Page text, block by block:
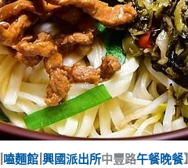
嗑麵館 興國派出所中豐路午餐晚餐】